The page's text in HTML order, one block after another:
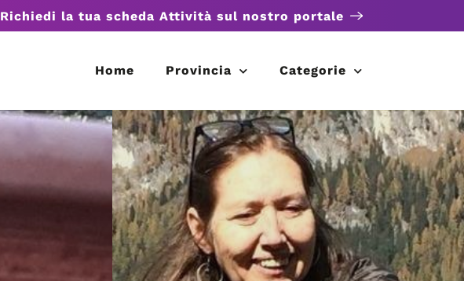
Richiedi la tua scheda Attività sul nostro portale
Home Provincia Categorie